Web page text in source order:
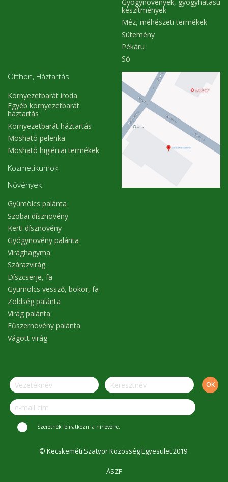
készítmények
Méz, méhészeti termékek
Sütemény
Pékáru
Só
Otthon, Háztartás
Környezetbarát iroda
Egyéb környezetbarát
háztartás
Környezetbarát háztartás
Mosható pelenka
Mosható higiéniai termékek
Kozmetikumok
Növények
Gyümölcs palánta
Szobai dísznövény
Kerti dísznövény
Gyógynövény palánta
Virághagyma
Szárazvirág
Díszcserje, fa
Gyümölcs vessző, bokor, fa
Zöldség palánta
Virág palánta
Fűszernövény palánta
Vágott virág
Szeretnék feliratkozni a hírlevélre.
© Kecskeméti Szatyor Közösség Egyesület 2019.
ÁSZF